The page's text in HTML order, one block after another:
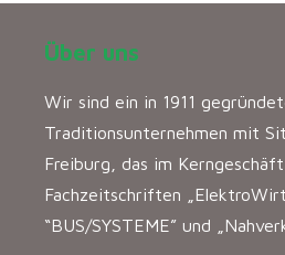
Über uns
Wir sind ein in 1911
Traditionsunternehmen mit
Freiburg, das im
Fachzeitschriften
“BUS/SYSTEME” und